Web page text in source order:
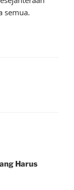
semua.
Harus